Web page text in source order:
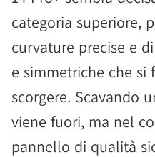
categoria superiore,
curvature precise e
e simmetriche che si
scorgere. Scavando
viene fuori, ma nel
pannello di qualità